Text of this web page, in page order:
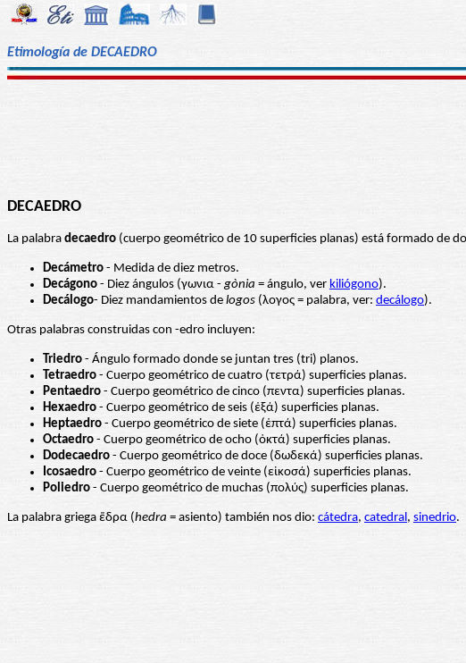
Etimología de DECAEDRO
DECAEDRO
La palabra decaedro (cuerpo geométrico de 10 superficies planas) está formado de
Decámetro - Medida de diez metros.
Decágono - Diez ángulos (γωνια -gònia = ángulo, ver kiliógono).
Decálogo- Diez mandamientos de logos (λογος = palabra, ver: decálogo).
Otras palabras construidas con -edro incluyen:
Triedro - Ángulo formado donde se juntan tres (tri) planos.
Tetraedro - Cuerpo geométrico de cuatro (τετρά) superficies planas.
Pentaedro - Cuerpo geométrico de cinco (πεντα) superficies planas.
Hexaedro - Cuerpo geométrico de seis (ἑξά) superficies planas.
Heptaedro - Cuerpo geométrico de siete (ἑπτά) superficies planas.
Octaedro - Cuerpo geométrico de ocho (ὀκτά) superficies planas.
Dodecaedro - Cuerpo geométrico de doce (δωδεκά) superficies planas.
Icosaedro - Cuerpo geométrico de veinte (εἰκοσά) superficies planas.
Poliedro - Cuerpo geométrico de muchas (πολύς) superficies planas.
La palabra griega ἕδρα (hedra = asiento) también nos dio: cátedra, catedral, sinedrio.